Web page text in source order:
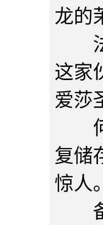
龙的
法
这家
爱莎
何
复储
惊人。
备